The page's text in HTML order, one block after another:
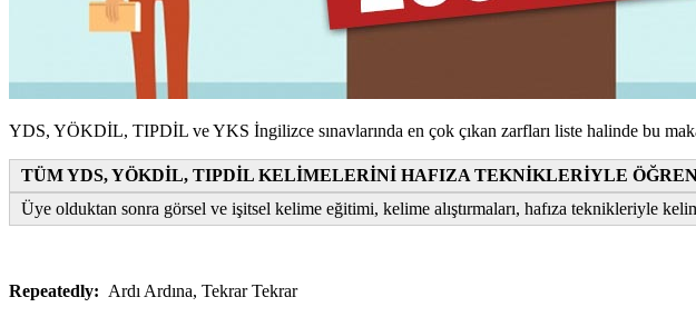
YDS, YÖKDİL, TIPDİL ve YKS İngilizce sınavlarında en çok çıkan zarfları liste halinde bu
TÜM YDS, YÖKDİL, TIPDİL KELİMELERİNİ HAFIZA TEKNİKLERİYLE
Üye olduktan sonra görsel ve işitsel kelime eğitimi, kelime alıştırmaları, hafıza teknikleriyle
Repeatedly: Ardı Ardına, Tekrar Tekrar